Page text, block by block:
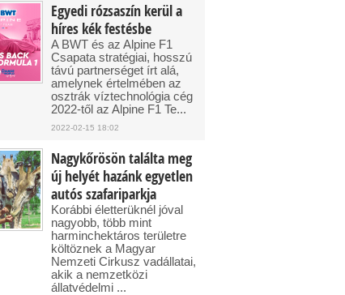
Egyedi rózsaszín kerül a
híres kék festésbe
A BWT és az Alpine F1
Csapata stratégiai, hosszú
távú partnerséget írt alá,
amelynek értelmében az
osztrák víztechnológia cég
2022-től az Alpine F1 Te...
2022-02-15 18:02
Nagykőrösön találta meg
új helyét hazánk egyetlen
autós szafariparkja
Korábbi életterüknél jóval
nagyobb, több mint
harminchektáros területre
költöznek a Magyar
Nemzeti Cirkusz vadállatai,
akik a nemzetközi
állatvédelmi ...